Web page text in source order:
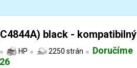
black - kompatibilný
HP 2250 strán
Doručíme